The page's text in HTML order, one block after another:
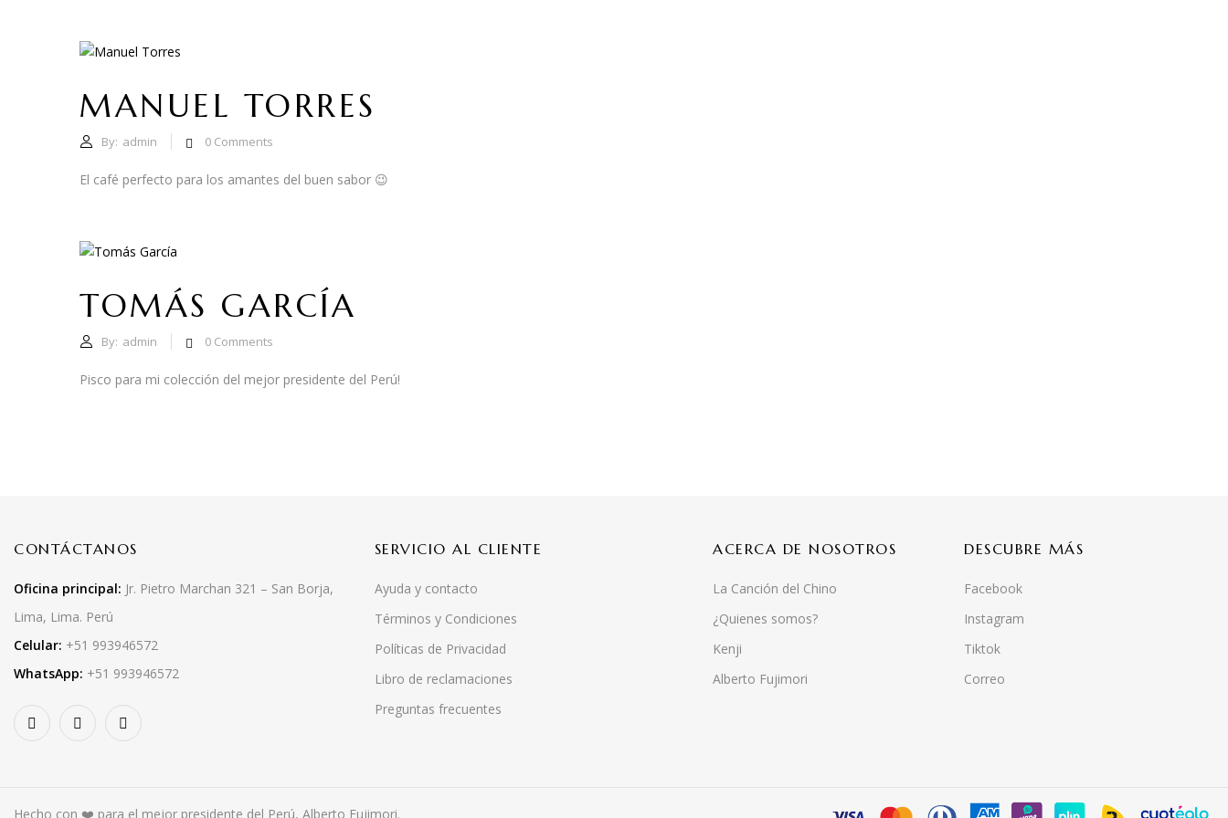
MANUEL TORRES
By: admin 0 Comments
El café perfecto para los amantes del buen sabor 😉
TOMÁS GARCÍA
By: admin 0 Comments
Pisco para mi colección del mejor presidente del Perú!
CONTÁCTANOS
Oficina principal: Jr. Pietro Marchan 321 – San Borja,
Lima, Lima. Perú
Celular: +51 993946572
WhatsApp: +51 993946572
SERVICIO AL CLIENTE
Ayuda y contacto
Términos y Condiciones
Políticas de Privacidad
Libro de reclamaciones
Preguntas frecuentes
ACERCA DE NOSOTROS
La Canción del Chino
¿Quienes somos?
Kenji
Alberto Fujimori
DESCUBRE MÁS
Facebook
Instagram
Tiktok
Correo
Hecho con ❤️ para el mejor presidente del Perú, Alberto Fujimori.